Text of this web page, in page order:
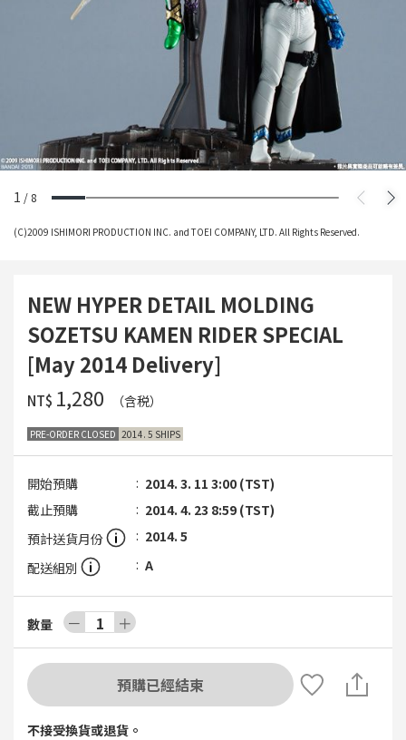
1 / 8
(C)2009 ISHIMORI PRODUCTION INC. and TOEI COMPANY, LTD. All Rights Reserved.
NEW HYPER DETAIL MOLDING
SOZETSU KAMEN RIDER SPECIAL
[May 2014 Delivery]
NT$ ‌1,280 （含税）
PRE-ORDER CLOSED 2014. 5 SHIPS
開始預購
2014. 3. 11 3:00 (TST)
截止預購
2014. 4. 23 8:59 (TST)
預計送貨月份
2014. 5
配送組別
A
數量 － 1 ＋
預購已經結束
不接受換貨或退貨。